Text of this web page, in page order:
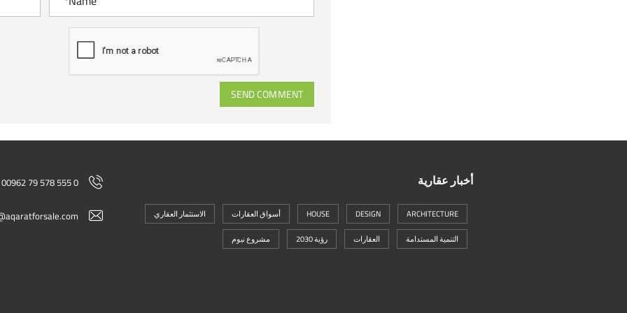
SEND COMMENT
00962 79 578 555 0
أخبار عقارية
ARCHITECTURE
DESIGN
HOUSE أسواق العقارات
الاستثمار العقاري
التنمية المستدامة
العقارات رؤية 2030 مشروع نيوم